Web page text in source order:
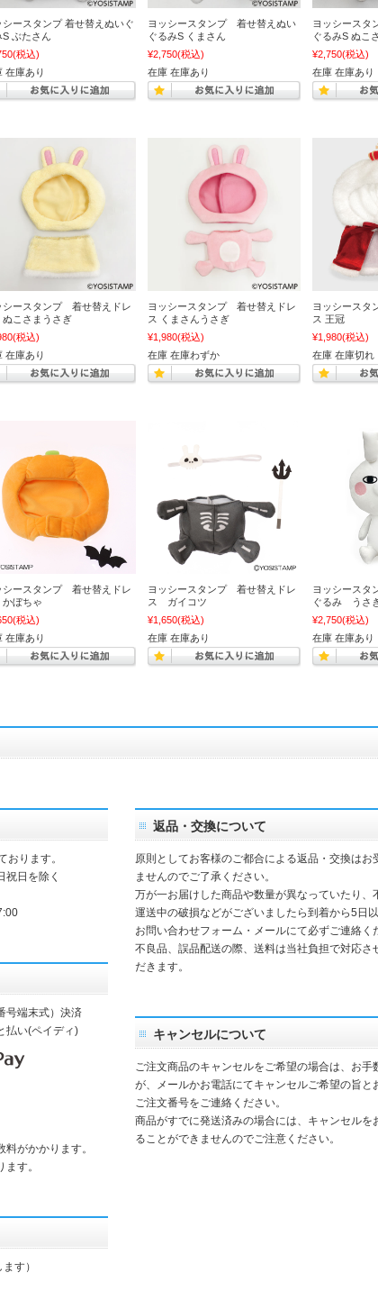
シースタンプ 着せ替えぬいぐ
S ぶたさん
(税込)
在庫あり
ヨッシースタンプ 着せ替えぬい
ぐるみS くまさん
¥2,750(税込)
在庫 在庫あり
ヨッシース
ぐるみS ぬこ
¥2,750(税込)
在庫 在庫あり
シースタンプ 着せ替えドレ
こさまうさぎ
(税込)
在庫あり
ヨッシースタンプ 着せ替えドレ
ス くまさんうさぎ
¥1,980(税込)
在庫 在庫わずか
ヨッシースタ
ス 王冠
¥1,980(税込)
在庫 在庫切れ
シースタンプ 着せ替えドレ
ぼちゃ
(税込)
在庫あり
ヨッシースタンプ 着せ替えドレ
ス ガイコツ
¥1,650(税込)
在庫 在庫あり
ヨッシース
ぐるみ うさ
¥2,750(税込)
在庫 在庫あり
おります。
祝日を除く
号端末式）決済
払い(ペイディ)
がかかります。
す。
す）
返品・交換について
原則としてお客様のご都合による返品・交換はお
ませんのでご了承ください。
万が一お届けした商品や数量が異なっていたり、
運送中の破損などがございましたら到着から5日
お問い合わせフォーム・メールにて必ずご連絡く
不良品、誤品配送の際、送料は当社負担で対応さ
だきます。
キャンセルについて
ご注文商品のキャンセルをご希望の場合は、お手
が、メールかお電話にてキャンセルご希望の旨と
ご注文番号をご連絡ください。
商品がすでに発送済みの場合には、キャンセルを
ることができませんのでご注意ください。